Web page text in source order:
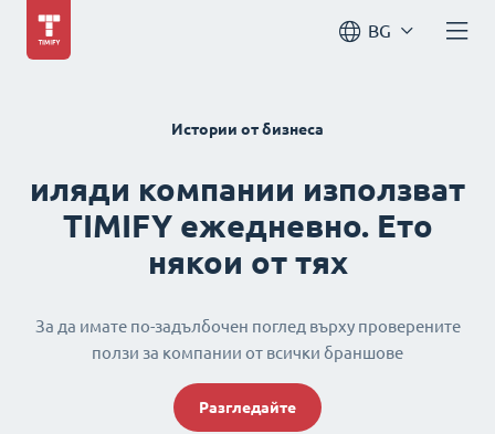
BG
Истории от бизнеса
иляди компании използват
TIMIFY ежедневно. Ето
някои от тях
За да имате по-задълбочен поглед върху проверените
ползи за компании от всички браншове
Разгледайте